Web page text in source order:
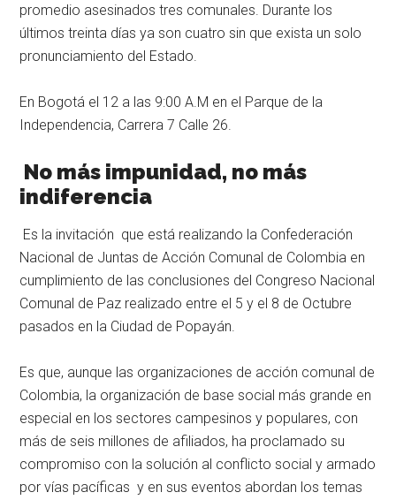
promedio asesinados tres comunales. Durante los
últimos treinta días ya son cuatro sin que exista un solo
pronunciamiento del Estado.
En Bogotá el 12 a las 9:00 A.M en el Parque de la
Independencia, Carrera 7 Calle 26.
No más impunidad, no más
indiferencia
Es la invitación que está realizando la Confederación
Nacional de Juntas de Acción Comunal de Colombia en
cumplimiento de las conclusiones del Congreso Nacional
Comunal de Paz realizado entre el 5 y el 8 de Octubre
pasados en la Ciudad de Popayán.
Es que, aunque las organizaciones de acción comunal de
Colombia, la organización de base social más grande en
especial en los sectores campesinos y populares, con
más de seis millones de afiliados, ha proclamado su
compromiso con la solución al conflicto social y armado
por vías pacíficas y en sus eventos abordan los temas